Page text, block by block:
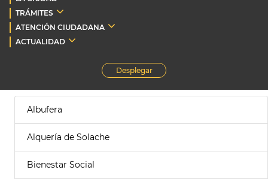
TRÁMITES
ATENCIÓN CIUDADANA
ACTUALIDAD
Desplegar
Albufera
Alquería de Solache
Bienestar Social